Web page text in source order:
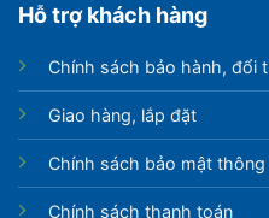
Hỗ trợ khách hàng
Chính sách bảo hành, đổi
Giao hàng, lắp đặt
Chính sách bảo mật thông
Chính sách thanh toán